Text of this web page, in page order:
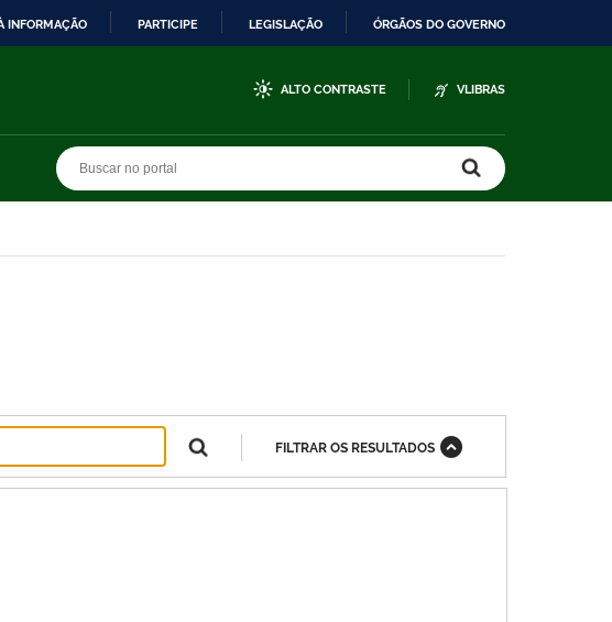
INFORMAÇÃO PARTICIPE LEGISLAÇÃO ÓRGÃOS DO GOVERNO
ALTO CONTRASTE VLIBRAS
FILTRAR OS RESULTADOS